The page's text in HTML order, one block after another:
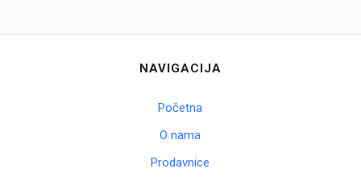
NAVIGACIJA
Početna
O nama
Prodavnice